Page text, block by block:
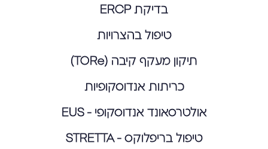
בדיקת ERCP
טיפול בהצרויות
תיקון מעקף קיבה (TORe)
כריתות אנדוסקופיות
אולטרסאונד אנדוסקופי - EUS
טיפול בריפלוקס - STRETTA